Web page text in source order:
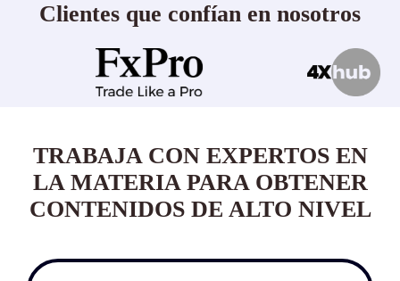
Clientes que confían en nosotros
TRABAJA CON EXPERTOS EN
LA MATERIA PARA OBTENER
CONTENIDOS DE ALTO NIVEL